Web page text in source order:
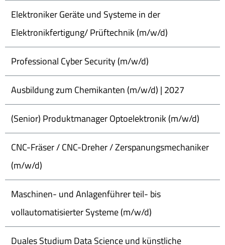
Elektroniker Geräte und Systeme in der
Elektronikfertigung/ Prüftechnik (m/w/d)
Professional Cyber Security (m/w/d)
Ausbildung zum Chemikanten (m/w/d) | 2027
(Senior) Produktmanager Optoelektronik (m/w/d)
CNC-Fräser / CNC-Dreher / Zerspanungsmechaniker
(m/w/d)
Maschinen- und Anlagenführer teil- bis
vollautomatisierter Systeme (m/w/d)
Duales Studium Data Science und künstliche